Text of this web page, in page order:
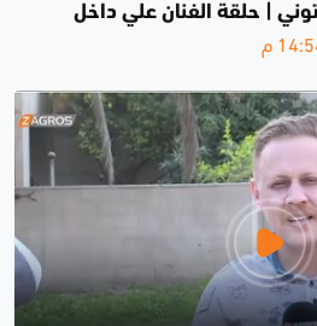
توني | حلقة الفنان علي داخل